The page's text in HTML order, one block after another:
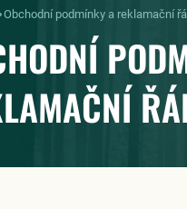
Obchodní podmínky a reklamační